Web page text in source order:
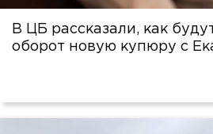
В ЦБ рассказали, как
оборот новую купюру с